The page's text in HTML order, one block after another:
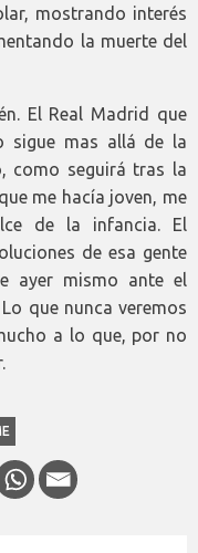
mostrando interés
la muerte del
El Real Madrid que
sigue mas allá de la
como seguirá tras la
me hacía joven, me
de la infancia. El
de esa gente
ayer mismo ante el
que nunca veremos
a lo que, por no